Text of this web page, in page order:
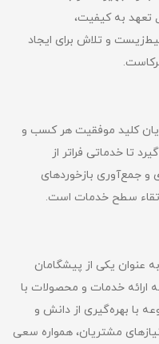
به کیفیت،
و تلاش برای ایجاد
کلید موفقیت هر کسب و
تا خدماتی فراتر از
و جمع‌آوری بازخوردهای
سطح خدمات است.
عنوان یکی از پیشگامان
ارائه خدمات و محصولات با
با بهره‌گیری از دانش و
مشتریان، همواره سعی